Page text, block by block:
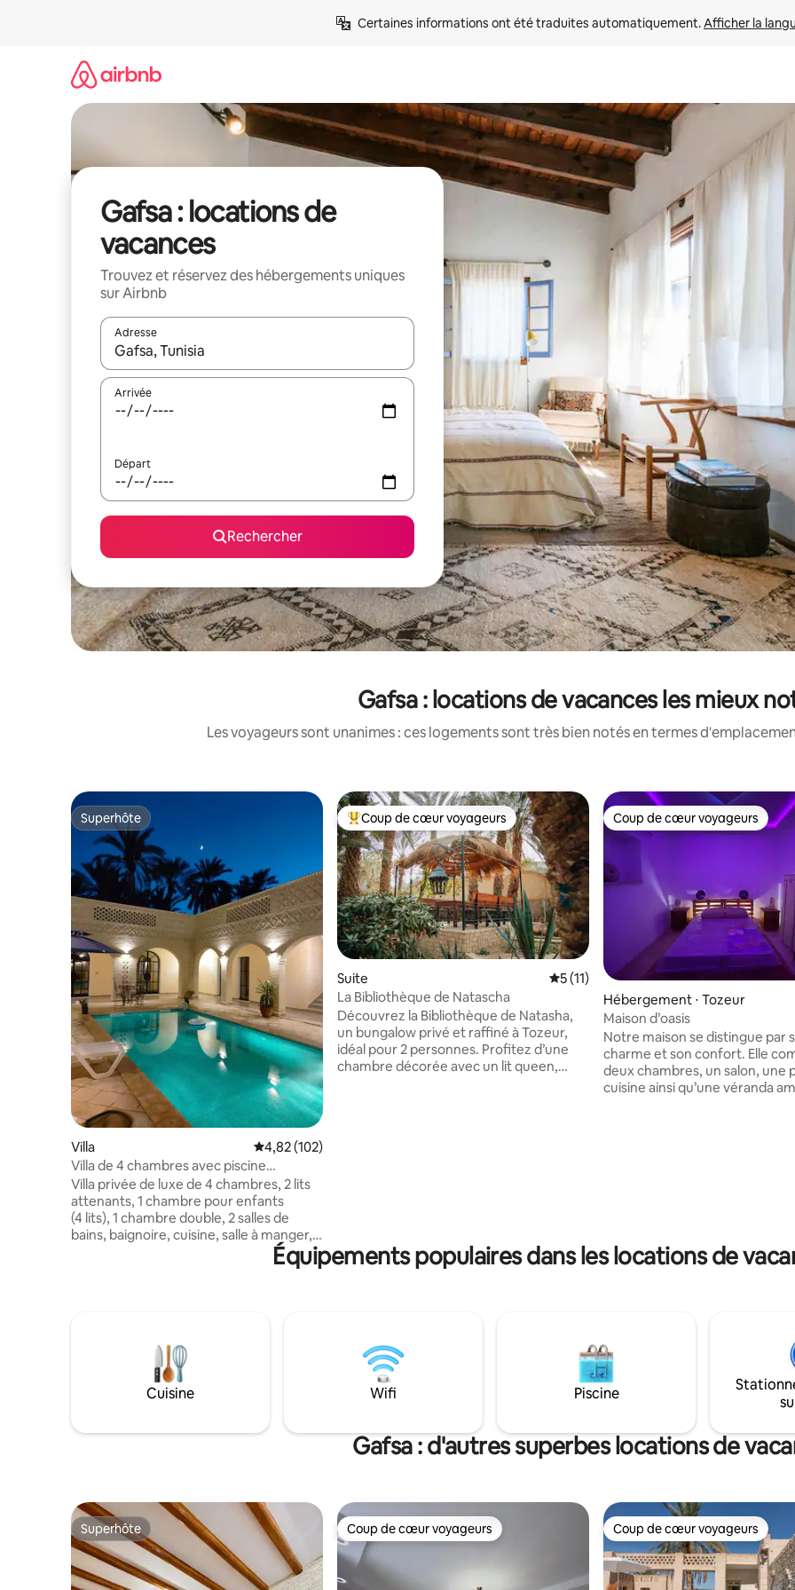
Certaines informations ont été traduites automatiquement. Afficher la
Gafsa : locations de
vacances
Trouvez et réservez des hébergements uniques
sur Airbnb
Adresse
Lorsque les résultats s'affichent, utilisez les flèches vers le haut et vers le bas pour les parcourir ou en appuyant et en
Arrivée
Départ
Rechercher
Gafsa : locations de vacances les mieux
Les voyageurs sont unanimes : ces logements sont très bien notés en termes
Superhôte
Superhôte
Villa Évaluation moyenne sur la base de 102 commentaires : 4,82 sur 5
4,82 (102)
Villa de 4 chambres avec piscine
(logement entier)
Villa privée de luxe de 4 chambres, 2 lits
attenants, 1 chambre pour enfants
(4 lits), 1 chambre double, 2 salles de
bains, baignoire, cuisine, salle à manger,
2 salons, piscine, buanderie, réception et
milieu des palmiers, à 5 minutes du
centre-ville et de l'hôpital, à 15 minutes
de l'aéroport, toutes les chambres sont
meublées et équipées de télévision,
endroit idéal pour se détendre dans la
Coups de cœur voyageurs les plus appréciés
Coup de cœur voyageurs
Suite Évaluation moyenne sur la base de 11
5 (11)
La Bibliothèque de Natascha
Découvrez la Bibliothèque de Natasha,
un bungalow privé et raffiné à Tozeur,
idéal pour 2 personnes. Profitez d’une
chambre décorée avec un lit queen,
Coup de cœur voyageurs
Coup de cœur voyageurs
Hébergement ⋅ Tozeur
Maison d’oasis
Notre maison se distingue par
charme et son confort. Elle
deux chambres, un salon, une
cuisine ainsi qu’une véranda
Équipements populaires dans les locations de
Cuisine Wifi Piscine
Gafsa : d'autres superbes locations de
Superhôte
Superhôte Coup de cœur voyageurs
Coup de cœur voyageurs Coup de cœur voyageurs
Coup de cœur voyageurs